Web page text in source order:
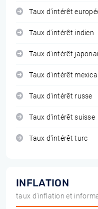
Taux d'intérêt
Taux d'intérêt indien
Taux d'intérêt
Taux d'intérêt
Taux d'intérêt russe
Taux d'intérêt suisse
Taux d'intérêt turc
INFLATION
taux d'inflation et